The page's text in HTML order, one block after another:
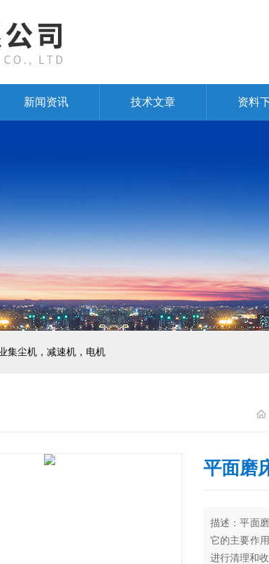
新闻资讯 技术文章 资料
集尘机，减速机，电机
平面磨
描述：平面
它的主要作
进行清理和